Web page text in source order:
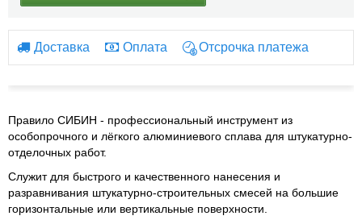
Доставка Оплата Отсрочка платежа
Правило СИБИН - профессиональный инструмент из
особопрочного и лёгкого алюминиевого сплава для штукатурно-
отделочных работ.
Cлужит для быстрого и качественного нанесения и
разравнивания штукатурно-строительных смесей на большие
горизонтальные или вертикальные поверхности.